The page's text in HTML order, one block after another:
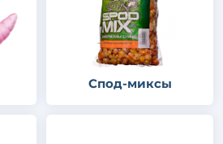
Спод-миксы